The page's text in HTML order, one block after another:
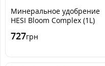
Минеральное удобрение
HESI Bloom Complex (1L)
727грн